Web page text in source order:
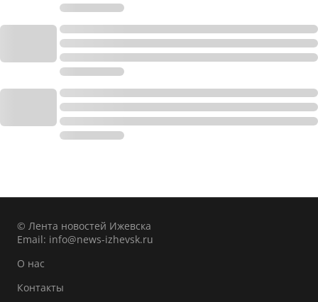
© Лента новостей Ижевска
Email: info@news-izhevsk.ru
О нас
Контакты